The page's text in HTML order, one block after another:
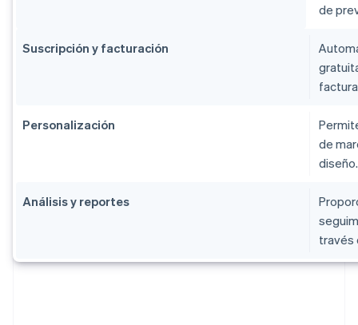
de
Suscripción y facturación
Personalización
de
diseño.
Análisis y reportes
través